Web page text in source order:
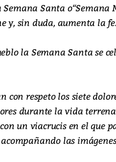
Santa o“Semana
y, sin duda, aumenta la fe.
la Semana Santa se
con respeto los siete
durante la vida
un viacrucis en el que
las